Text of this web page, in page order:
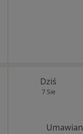
Dziś
7 Sie